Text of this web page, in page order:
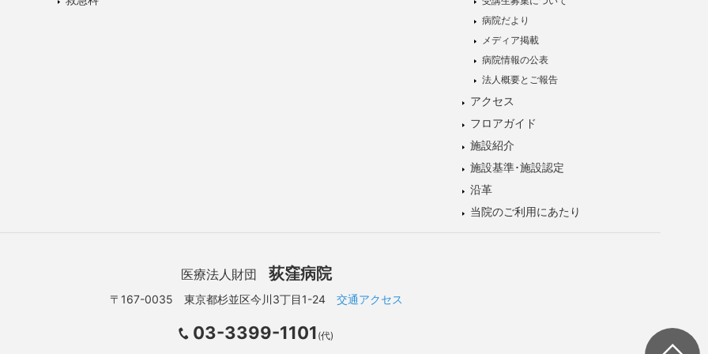
病院だより
メディア掲載
病院情報の公表
法人概要とご報告
アクセス
フロアガイド
施設紹介
施設基準･施設認定
沿革
当院のご利用にあたり
医療法人財団 荻窪病院
〒167-0035 東京都杉並区今川3丁目1-24 交通アクセス
03-3399-1101 (代)